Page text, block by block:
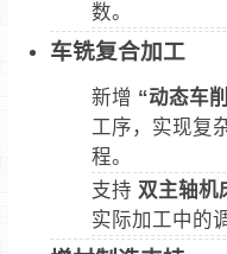
数。
车铣复合加工
新增 “动态车
工序，实现复
程。
支持 双主轴机
实际加工中的